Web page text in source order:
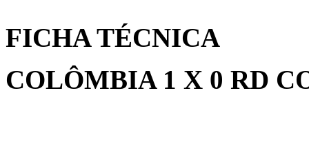
FICHA TÉCNICA
COLÔMBIA 1 X 0 RD